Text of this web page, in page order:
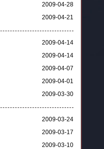
2009-04-28
2009-04-21
2009-04-14
2009-04-14
2009-04-07
2009-04-01
2009-03-30
2009-03-24
2009-03-17
2009-03-10